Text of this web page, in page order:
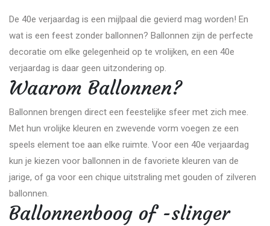
De 40e verjaardag is een mijlpaal die gevierd mag worden! En
wat is een feest zonder ballonnen? Ballonnen zijn de perfecte
decoratie om elke gelegenheid op te vrolijken, en een 40e
verjaardag is daar geen uitzondering op.
Waarom Ballonnen?
Ballonnen brengen direct een feestelijke sfeer met zich mee.
Met hun vrolijke kleuren en zwevende vorm voegen ze een
speels element toe aan elke ruimte. Voor een 40e verjaardag
kun je kiezen voor ballonnen in de favoriete kleuren van de
jarige, of ga voor een chique uitstraling met gouden of zilveren
ballonnen.
Ballonnenboog of -slinger